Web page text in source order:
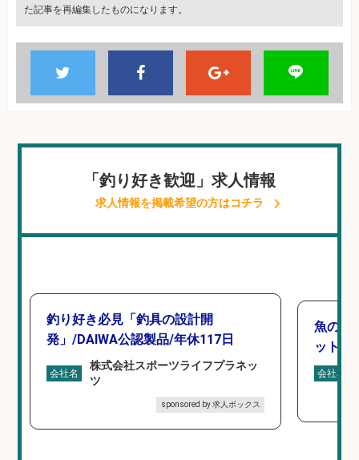
た記事を再編集したものになります。
「釣り好き歓迎」求人情報
求人情報を掲載希望の方はコチラ
釣り好き必見「釣具の設計開
発」/DAIWA公認製品/年休117日
会社名
株式会社スポーツライフプラネッ
ツ
sponsored by 求人ボックス
魚の「
ットを
会社名